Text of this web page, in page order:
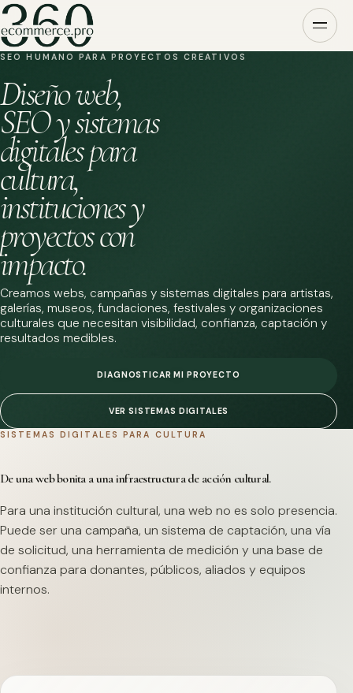
SEO HUMANO PARA PROYECTOS CREATIVOS
Diseño web,
SEO y sistemas
digitales para
cultura,
instituciones y
proyectos con
impacto.
Creamos webs, campañas y sistemas digitales para artistas,
galerías, museos, fundaciones, festivales y organizaciones
culturales que necesitan visibilidad, confianza, captación y
resultados medibles.
DIAGNOSTICAR MI PROYECTO
VER SISTEMAS DIGITALES
SISTEMAS DIGITALES PARA CULTURA
De una web bonita a una infraestructura de acción cultural.
Para una institución cultural, una web no es solo presencia.
Puede ser una campaña, un sistema de captación, una vía
de solicitud, una herramienta de medición y una base de
confianza para donantes, públicos, aliados y equipos
internos.